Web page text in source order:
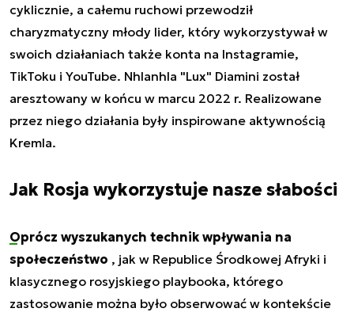
cyklicznie, a całemu ruchowi przewodził
charyzmatyczny młody lider, który wykorzystywał w
swoich działaniach także konta na Instagramie,
TikToku i YouTube. Nhlanhla "Lux" Diamini został
aresztowany w końcu w marcu 2022 r. Realizowane
przez niego działania były inspirowane aktywnością
Kremla.
Jak Rosja wykorzystuje nasze słabości
Oprócz wyszukanych technik wpływania na
społeczeństwo , jak w Republice Środkowej Afryki i
klasycznego rosyjskiego playbooka, którego
zastosowanie można było obserwować w kontekście